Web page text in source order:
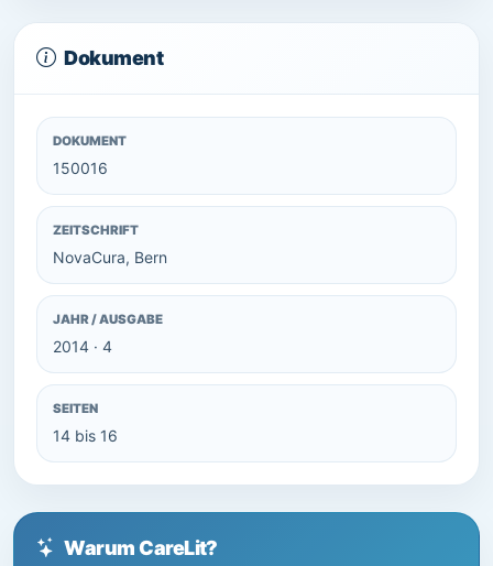
Dokument
DOKUMENT
150016
ZEITSCHRIFT
NovaCura, Bern
JAHR / AUSGABE
2014 · 4
SEITEN
14 bis 16
Warum CareLit?